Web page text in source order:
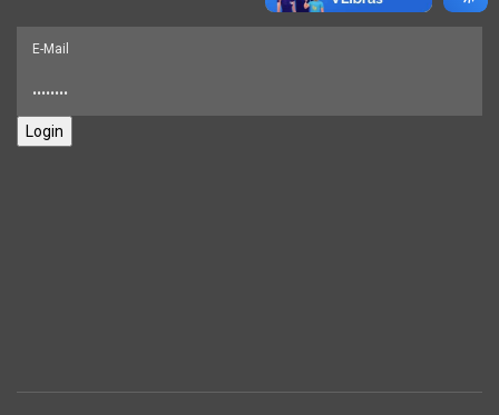
Login